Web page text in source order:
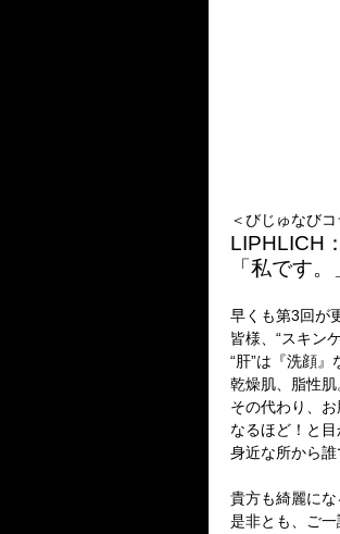
＜びじゅなびコ
LIPHLICH
「私です。
早くも第3回が
皆様、“スキン
“肝”は『洗顔』
乾燥肌、脂性肌
その代わり、
なるほど！と目
身近な所から誰
貴方も綺麗にな
是非とも、ご一